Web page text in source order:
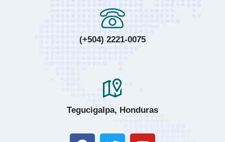
(+504) 2221-0075
Tegucigalpa, Honduras